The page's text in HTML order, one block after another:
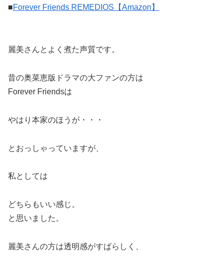
■Forever Friends REMEDIOS【Amazon】
麗美さんとよく煮た声質です。
昔の奥菜恵版ドラマの大ファンの方は
Forever Friendsは
やはり本家のほうが・・・
とおっしゃっていますが、
私としては
どちらもいい感じ。
と思いました。
麗美さんの方は透明感がすばらしく、